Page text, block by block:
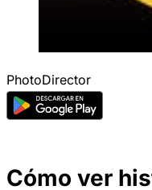
PhotoDirector
Cómo ver